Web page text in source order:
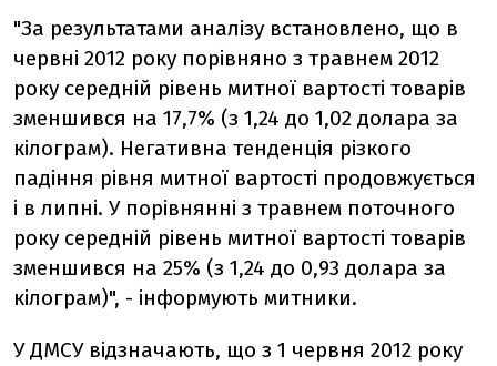
"За результатами аналізу встановлено, що в
червні 2012 року порівняно з травнем 2012
року середній рівень митної вартості товарів
зменшився на 17,7% (з 1,24 до 1,02 долара за
кілограм). Негативна тенденція різкого
падіння рівня митної вартості продовжується
і в липні. У порівнянні з травнем поточного
року середній рівень митної вартості товарів
зменшився на 25% (з 1,24 до 0,93 долара за
кілограм)", - інформують митники.
У ДМСУ відзначають, що з 1 червня 2012 року